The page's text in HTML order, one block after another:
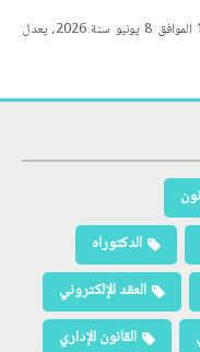
قانون رقم 26-12 مؤرخ في 22 ذي الحجة عام 1447 الموافق 8 يونيو سنة 2026، يعدل
الدكتوراه
العقد الإلكتروني
القانون الإداري